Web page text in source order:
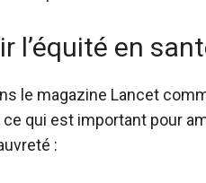
l’équité en
le magazine Lancet
ce qui est important pour
: